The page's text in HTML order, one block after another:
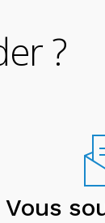
?
Vous